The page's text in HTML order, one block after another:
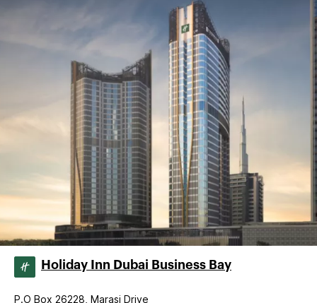
Holiday Inn Dubai Business Bay
P.O Box 26228, Marasi Drive